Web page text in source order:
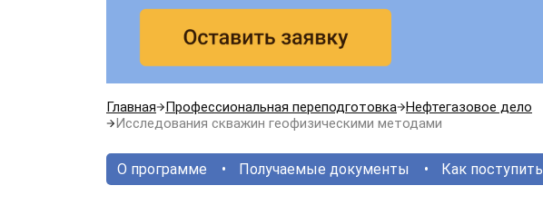
Главная Профессиональная переподготовка Нефтегазовое дело
Исследования скважин геофизическими методами
О программе Получаемые документы Как поступить